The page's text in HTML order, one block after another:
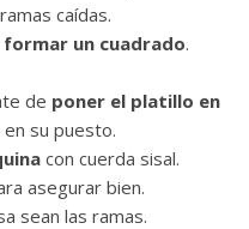
caídas.
formar un cuadrado.
de poner el platillo en
su puesto.
con cuerda sisal.
asegurar bien.
sean las ramas.